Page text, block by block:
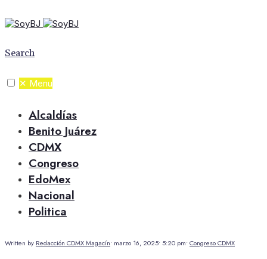
Search
✕ Menu
Alcaldías
Benito Juárez
CDMX
Congreso
EdoMex
Nacional
Politica
Written by Redacción CDMX Magacín• marzo 16, 2025• 5:20 pm• Congreso CDMX